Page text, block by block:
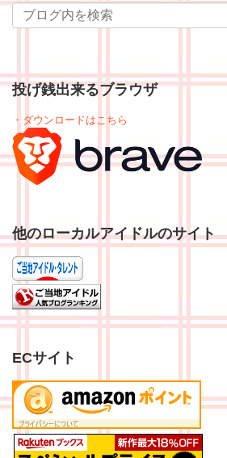
投げ銭出来るブラウザ
・ダウンロードはこちら
他のローカルアイドルのサイト
ECサイト